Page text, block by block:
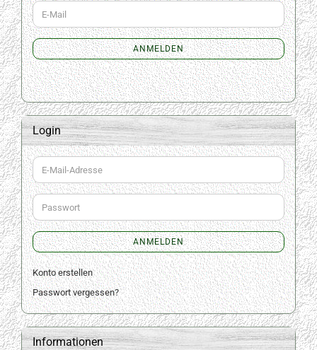
WEITER
ZUR
NEWSLETTER-
ANMELDUNG
E-
Mail
ANMELDEN
Login
E-
Mail-
Adresse
Passwort
ANMELDEN
Konto erstellen
Passwort vergessen?
Informationen